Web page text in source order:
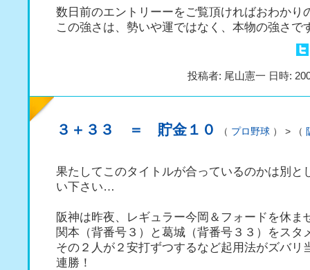
数日前のエントリーーをご覧頂ければおわかり
この強さは、勢いや運ではなく、本物の強さで
投稿者: 尾山憲一 日時:
３＋３３ ＝ 貯金１０ （ プロ野球 ） > （
果たしてこのタイトルが合っているのかは別と
い下さい…
阪神は昨夜、レギュラー今岡＆フォードを休ま
関本（背番号３）と葛城（背番号３３）をスタ
その２人が２安打ずつするなど起用法がズバリ
連勝！